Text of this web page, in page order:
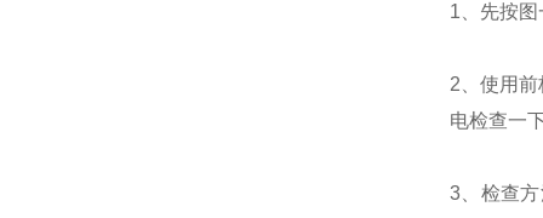
1、先按图
2、使用
电检查一
3、检查